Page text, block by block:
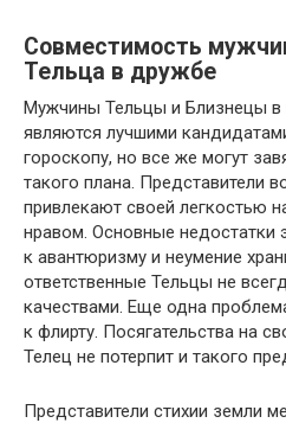
Совместимость
Тельца в дружбе
Мужчины Тельцы и Близнецы в
являются лучшими
гороскопу, но все же могут
такого плана. Представители
привлекают своей легкостью
нравом. Основные недостатки
к авантюризму и неумение
ответственные Тельцы не
качествами. Еще одна
к флирту. Посягательства на
Телец не потерпит и такого
Представители стихии земли